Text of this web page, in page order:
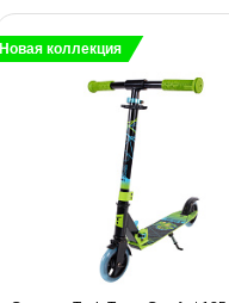
Новая коллекция